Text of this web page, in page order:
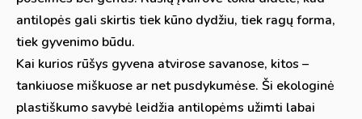
antilopės gali skirtis tiek kūno dydžiu, tiek ragų forma,
tiek gyvenimo būdu.
Kai kurios rūšys gyvena atvirose savanose, kitos –
tankiuose miškuose ar net pusdykumėse. Ši ekologinė
plastiškumo savybė leidžia antilopėms užimti labai